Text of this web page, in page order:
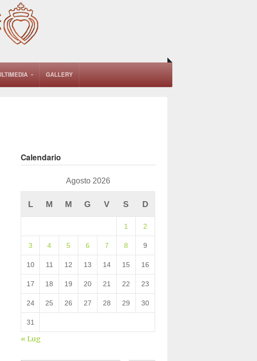
GALLERY
Calendario
Agosto 2026
L M M G V S D
1 2
3 4 5 6 7 8 9
10 11 12 13 14 15 16
17 18 19 20 21 22 23
24 25 26 27 28 29 30
31
« Lug